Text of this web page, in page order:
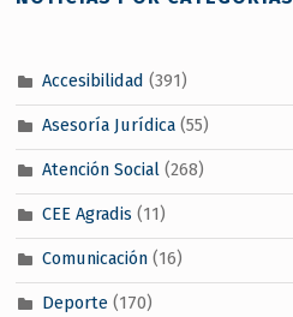
Accesibilidad (391)
Asesoría Jurídica(55)
Atención Social(268)
CEE Agradis (11)
Comunicación(16)
Deporte(170)